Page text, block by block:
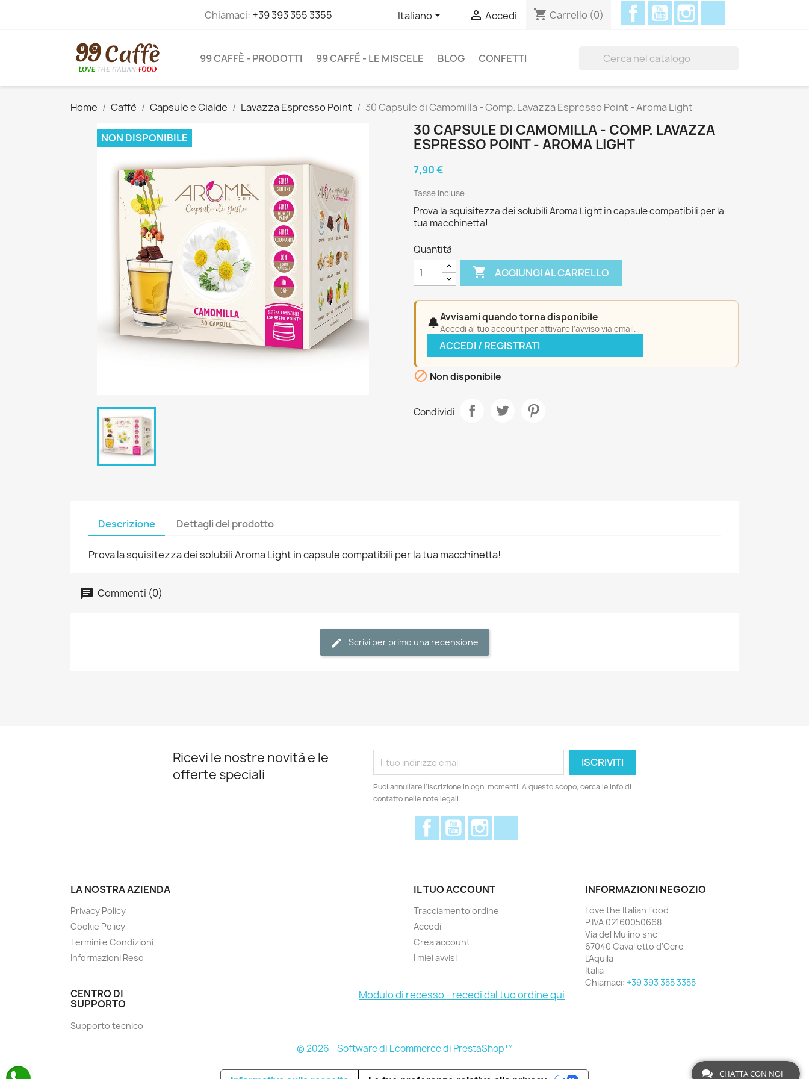
Chiamaci: +39 393 355 3355 Italiano  Accedi shopping_cart Carrello (0)
FacebookYouTube
99 CAFFÈ - PRODOTTI 99 CAFFÉ - LE MISCELE BLOG CONFETTI
Home Caffè Capsule e Cialde Lavazza Espresso Point 30 Capsule di Camomilla - Comp. Lavazza Espresso Point - Aroma Light
NON DISPONIBILE
30 CAPSULE DI CAMOMILLA - COMP. LAVAZZA
ESPRESSO POINT - AROMA LIGHT
7,90 €
Tasse incluse
Prova la squisitezza dei solubili Aroma Light in capsule compatibili per la
tua macchinetta!
Quantità
 AGGIUNGI AL CARRELLO
🔔Avvisami quando torna disponibile
Accedi al tuo account per attivare l'avviso via email.
ACCEDI / REGISTRATI
 Non disponibile
Condividi
Descrizione Dettagli del prodotto
Prova la squisitezza dei solubili Aroma Light in capsule compatibili per la tua macchinetta!
Commenti (0)
Scrivi per primo una recensione
Ricevi le nostre novità e le
offerte speciali
Puoi annullare l'iscrizione in ogni momenti. A questo scopo, cerca le info di
contatto nelle note legali.
FacebookYouTube
LA NOSTRA AZIENDA
Privacy Policy
Cookie Policy
Termini e Condizioni
Informazioni Reso
IL TUO ACCOUNT
Tracciamento ordine
Accedi
Crea account
I miei avvisi
INFORMAZIONI NEGOZIO
Love the Italian Food
P.IVA 02160050668
Via del Mulino snc
67040 Cavalletto d'Ocre
L'Aquila
Italia
Chiamaci: +39 393 355 3355
CENTRO DI
SUPPORTO
Supporto tecnico
Modulo di recesso - recedi dal tuo ordine qui
© 2026 - Software di Ecommerce di PrestaShop™
CHATTA CON NOI